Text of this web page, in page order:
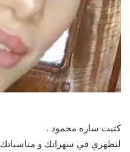
كتبت ساره محمود .
لنظهري في سهراتك و مناسباتك